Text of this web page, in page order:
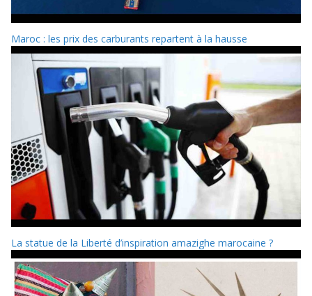
Maroc : les prix des carburants repartent à la hausse
La statue de la Liberté d’inspiration amazighe marocaine ?